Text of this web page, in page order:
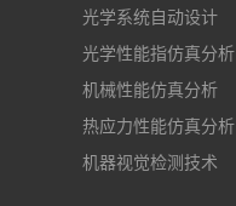
光学系统自动设计
光学性能指仿真分析
机械性能仿真分析
热应力性能仿真分析
机器视觉检测技术